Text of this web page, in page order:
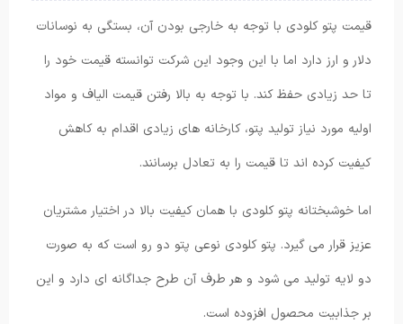
قیمت پتو کلودی با توجه به خارجی بودن آن، بستگی به نوسانات
دلار و ارز دارد اما با این وجود این شرکت توانسته قیمت خود را
تا حد زیادی حفظ کند. با توجه به بالا رفتن قیمت الیاف و مواد
اولیه مورد نیاز تولید پتو، کارخانه های زیادی اقدام به کاهش
کیفیت کرده اند تا قیمت را به تعادل برسانند.
اما خوشبختانه پتو کلودی با همان کیفیت بالا در اختیار مشتریان
عزیز قرار می گیرد. پتو کلودی نوعی پتو دو رو است که به صورت
دو لایه تولید می شود و هر طرف آن طرح جداگانه ای دارد و این
بر جذابیت محصول افزوده است.